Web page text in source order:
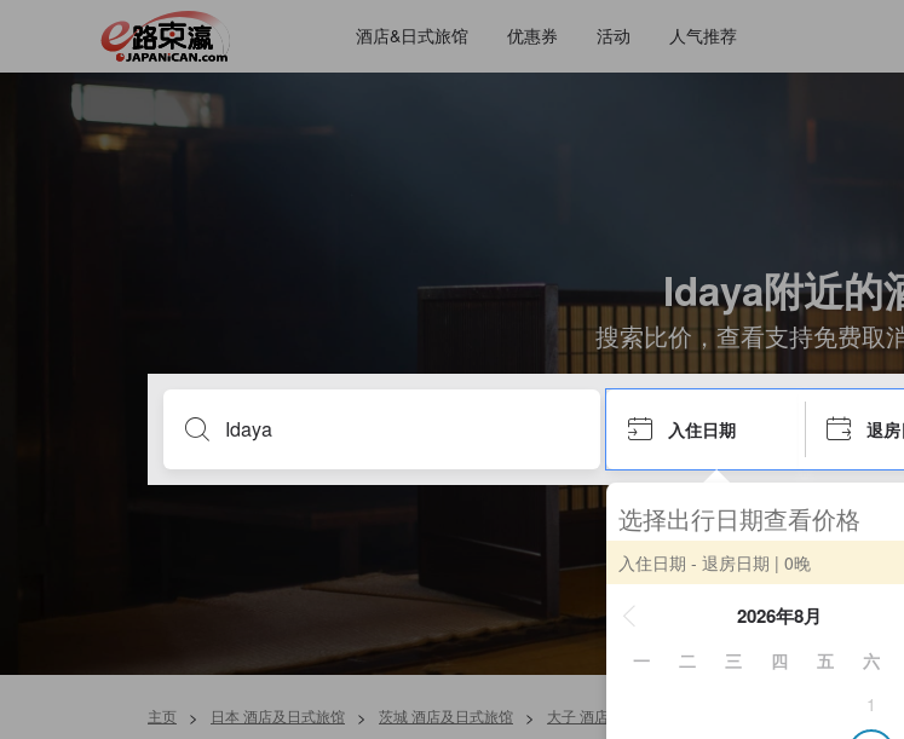
酒店&日式旅馆 优惠券 活动 人气推荐
Idaya附近的
搜索比价，查看支持免费取
入住日期 退
选择出行日期查看价格
入住日期 - 退房日期 | 0晚
2026年8月
一 二 三 四 五 六
1
主页 > 日本 酒店及日式旅馆 > 茨城 酒店及日式旅馆 > 大子 酒店及日式旅馆